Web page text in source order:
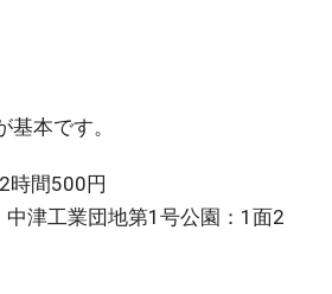
本です。
時間500円
中津工業団地第1号公園：1面2